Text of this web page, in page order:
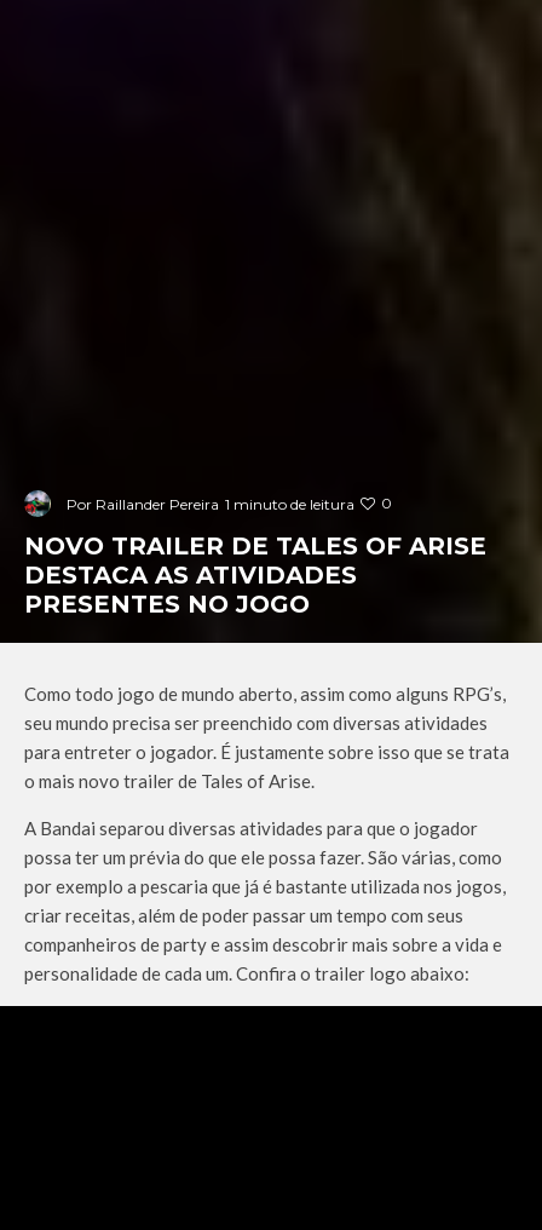
Por Raillander Pereira 1 minuto de leitura 0
NOVO TRAILER DE TALES OF ARISE
DESTACA AS ATIVIDADES
PRESENTES NO JOGO
Como todo jogo de mundo aberto, assim como alguns RPG’s,
seu mundo precisa ser preenchido com diversas atividades
para entreter o jogador. É justamente sobre isso que se trata
o mais novo trailer de Tales of Arise.
A Bandai separou diversas atividades para que o jogador
possa ter um prévia do que ele possa fazer. São várias, como
por exemplo a pescaria que já é bastante utilizada nos jogos,
criar receitas, além de poder passar um tempo com seus
companheiros de party e assim descobrir mais sobre a vida e
personalidade de cada um. Confira o trailer logo abaixo: